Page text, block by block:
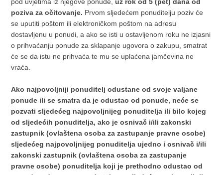
poziva za očitovanje. Prvom sljedećem ponuditelju poziv će
se uputiti poštom ili elektroničkom poštom na adresu
dostavljenu u ponudi, a ako se isti u ostavljenom roku ne izjasni
o prihvaćanju ponude za sklapanje ugovora o zakupu, smatrat
će se da istu ne prihvaća te mu se uplaćena jamčevina ne
vraća.
Ako najpovoljniji ponuditelj odustane od svoje valjane
ponude ili se smatra da je odustao od ponude, neće se
pozvati sljedećeg najpovoljnijeg ponuditelja ili bilo kojeg
od sljedećih ponuditelja, ako je osnivač i/ili zakonski
zastupnik (ovlaštena osoba za zastupanje pravne osobe)
sljedećeg najpovoljnijeg ponuditelja ujedno i osnivač i/ili
zakonski zastupnik (ovlaštena osoba za zastupanje
pravne osobe) ponuditelja koji je prethodno odustao od